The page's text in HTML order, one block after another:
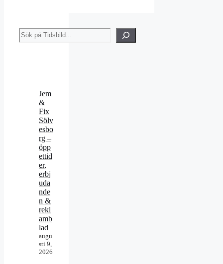
Sök
Jem
&
Fix
Sölv
esbo
rg –
öpp
ettid
er,
erbj
uda
nde
n &
rekl
amb
lad
augu
sti 9,
2026